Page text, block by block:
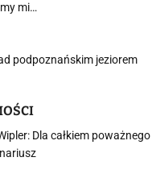
mi…
podpoznańskim jeziorem
Dla całkiem poważnego